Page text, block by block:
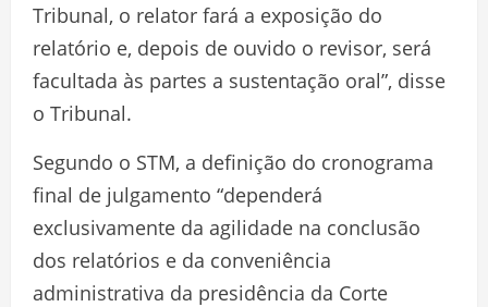
Tribunal, o relator fará a exposição do
relatório e, depois de ouvido o revisor, será
facultada às partes a sustentação oral”, disse
o Tribunal.
Segundo o STM, a definição do cronograma
final de julgamento “dependerá
exclusivamente da agilidade na conclusão
dos relatórios e da conveniência
administrativa da presidência da Corte